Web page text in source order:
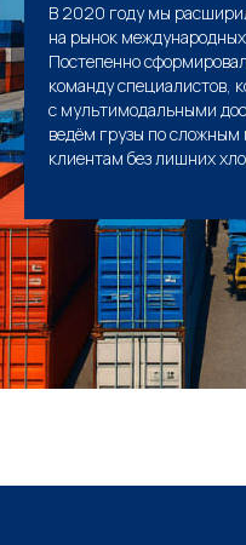
В 2020 году мы
на рынок
Постепенно
команду специалистов,
с мультимодальными
ведём грузы по
клиентам без лишних